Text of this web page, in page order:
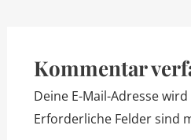
Kommentar
Deine E-Mail-Adresse
Erforderliche Felder sind